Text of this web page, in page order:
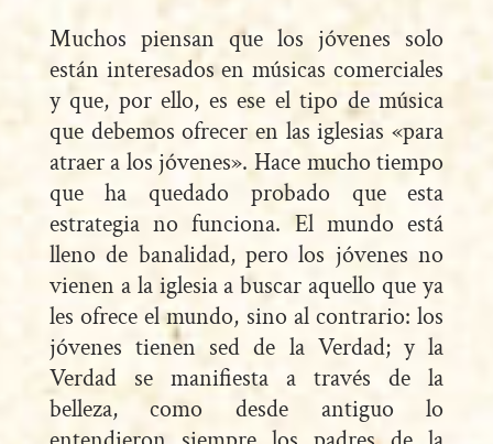
Muchos piensan que los jóvenes solo
están interesados en músicas comerciales
y que, por ello, es ese el tipo de música
que debemos ofrecer en las iglesias «para
atraer a los jóvenes». Hace mucho tiempo
que ha quedado probado que esta
estrategia no funciona. El mundo está
lleno de banalidad, pero los jóvenes no
vienen a la iglesia a buscar aquello que ya
les ofrece el mundo, sino al contrario: los
jóvenes tienen sed de la Verdad; y la
Verdad se manifiesta a través de la
belleza, como desde antiguo lo